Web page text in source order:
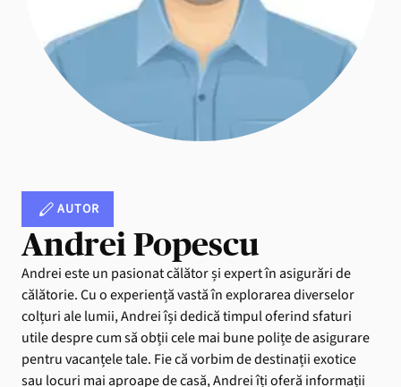
AUTOR
Andrei Popescu
Andrei este un pasionat călător și expert în asigurări de
călătorie. Cu o experiență vastă în explorarea diverselor
colțuri ale lumii, Andrei își dedică timpul oferind sfaturi
utile despre cum să obții cele mai bune polițe de asigurare
pentru vacanțele tale. Fie că vorbim de destinații exotice
sau locuri mai aproape de casă, Andrei îți oferă informații